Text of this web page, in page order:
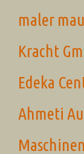
maler
Kracht
Edeka
Ahmeti